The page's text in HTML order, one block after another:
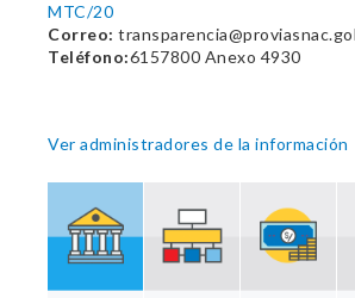
MTC/20
Correo:
Teléfono:6157800 Anexo 4930
Ver administradores de la información